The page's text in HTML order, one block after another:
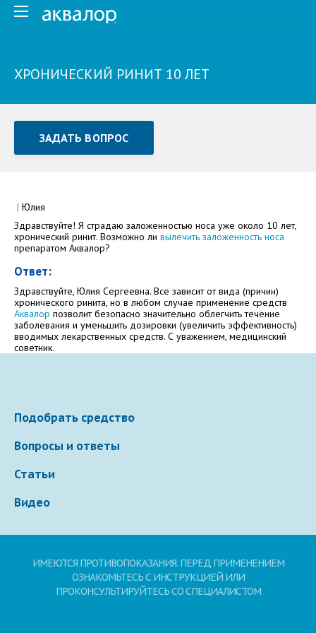
ХРОНИЧЕСКИЙ РИНИТ 10 ЛЕТ
ЗАДАТЬ ВОПРОС
Как Вас зовут
Электронная почта
Свернуть
| Юлия
Здравствуйте! Я страдаю заложенностью носа уже около 10 лет,
хронический ринит. Возможно ли вылечить заложенность носа
препаратом Аквалор?
Ответ:
Здравствуйте, Юлия Сергеевна. Все зависит от вида (причин)
хронического ринита, но в любом случае применение средств
Аквалор позволит безопасно значительно облегчить течение
заболевания и уменьшить дозировки (увеличить эффективность)
вводимых лекарственных средств. С уважением, медицинский
советник.
Подобрать средство
Вопросы и ответы
Статьи
Видео
ИМЕЮТСЯ ПРОТИВОПОКАЗАНИЯ. ПЕРЕД ПРИМЕНЕНИЕМ
ОЗНАКОМЬТЕСЬ С ИНСТРУКЦИЕЙ ИЛИ
ПРОКОНСУЛЬТИРУЙТЕСЬ СО СПЕЦИАЛИСТОМ